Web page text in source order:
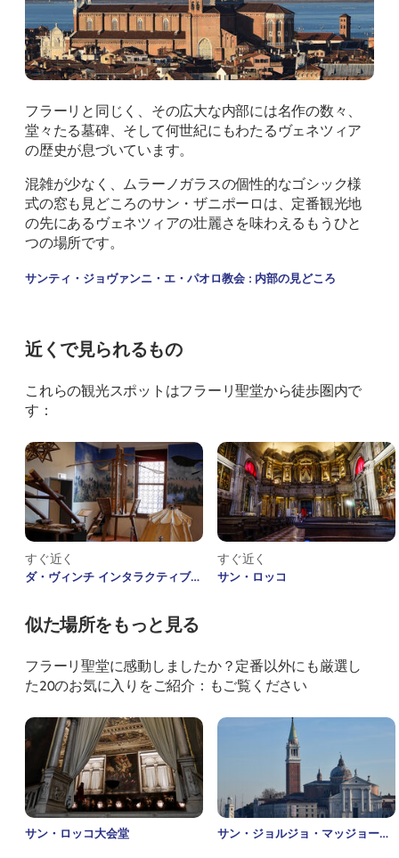
フラーリと同じく、その広大な内部には名作の数々、
堂々たる墓碑、そして何世紀にもわたるヴェネツィア
の歴史が息づいています。
混雑が少なく、ムラーノガラスの個性的なゴシック様
式の窓も見どころのサン・ザニポーロは、定番観光地
の先にあるヴェネツィアの壮麗さを味わえるもうひと
つの場所です。
サンティ・ジョヴァンニ・エ・パオロ教会 : 内部の見どころ
近くで見られるもの
これらの観光スポットはフラーリ聖堂から徒歩圏内で
す：
すぐ近く
ダ・ヴィンチ インタラクティブ博
すぐ近く
サン・ロッコ
似た場所をもっと見る
フラーリ聖堂に感動しましたか？定番以外にも厳選し
た20のお気に入りをご紹介：もご覧ください
サン・ロッコ大会堂 サン・ジョルジョ・マッジョーレ